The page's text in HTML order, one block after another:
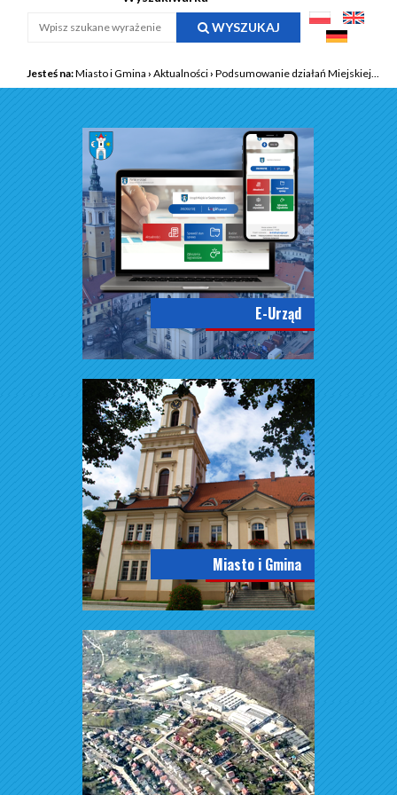
WYSZUKAJ
Jesteś na:Miasto i Gmina › Aktualności› Podsumowanie działań Miejskiej...
E-Urząd
Miasto i Gmina